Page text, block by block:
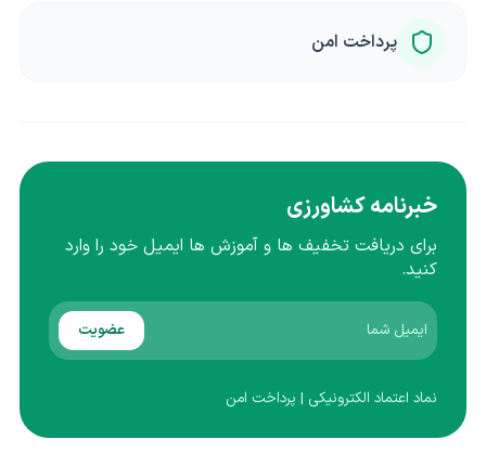
پرداخت امن
خبرنامه کشاورزی
برای دریافت تخفیف ها و آموزش ها ایمیل خود را وارد
کنید.
عضویت
نماد اعتماد الکترونیکی | پرداخت امن